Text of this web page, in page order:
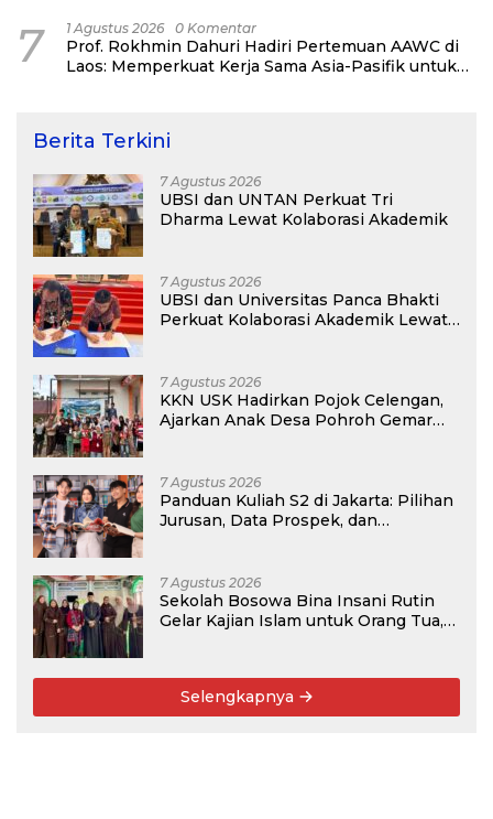
7 1 Agustus 2026 0 Komentar
Prof. Rokhmin Dahuri Hadiri Pertemuan AAWC di
Laos: Memperkuat Kerja Sama Asia-Pasifik untuk
Berita Terkini
7 Agustus 2026
UBSI dan UNTAN Perkuat Tri
Dharma Lewat Kolaborasi Akademik
7 Agustus 2026
UBSI dan Universitas Panca Bhakti
Perkuat Kolaborasi Akademik Lewat
7 Agustus 2026
KKN USK Hadirkan Pojok Celengan,
Ajarkan Anak Desa Pohroh Gemar
7 Agustus 2026
Panduan Kuliah S2 di Jakarta: Pilihan
Jurusan, Data Prospek, dan
7 Agustus 2026
Sekolah Bosowa Bina Insani Rutin
Gelar Kajian Islam untuk Orang Tua,
Selengkapnya